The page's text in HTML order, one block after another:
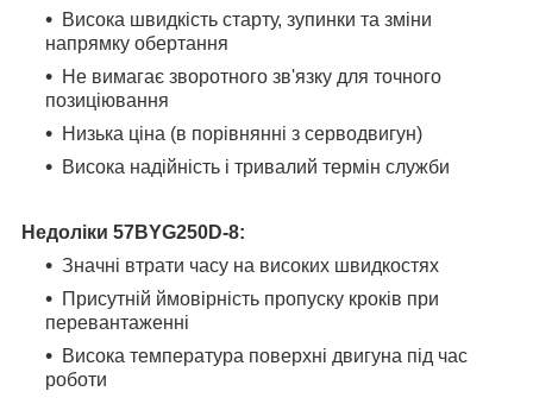
Висока швидкість старту, зупинки та зміни
напрямку обертання
Не вимагає зворотного зв'язку для точного
позиціювання
Низька ціна (в порівнянні з серводвигун)
Висока надійність і тривалий термін служби
Недоліки 57BYG250D-8:
Значні втрати часу на високих швидкостях
Присутній ймовірність пропуску кроків при
перевантаженні
Висока температура поверхні двигуна під час
роботи